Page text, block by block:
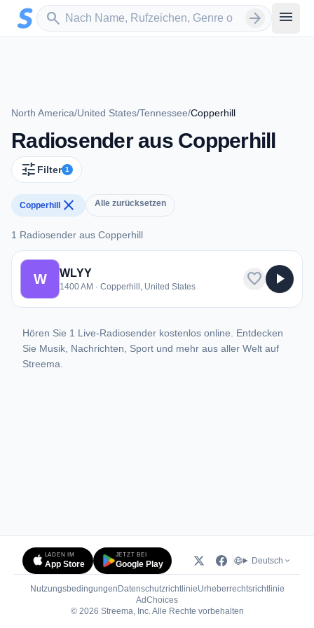
Zum Hauptinhalt springen
search
Sender suchen arrow_forward menu
North America/United States/Tennessee/Copperhill
Radiosender aus Copperhill
tune Filter 1
Copperhill close Alle zurücksetzen
1 Radiosender aus Copperhill
1 Radiosender aus Copperhill
W WLYY
1400 AM · Copperhill, United States favorite play_arrow
Hören Sie 1 Live-Radiosender kostenlos online. Entdecken
Sie Musik, Nachrichten, Sport und mehr aus aller Welt auf
Streema.
LADEN IM
App Store
JETZT BEI
Google Play Deutsch
Nutzungsbedingungen DatenschutzrichtlinieUrheberrechtsrichtlinie
AdChoices(öffnet in neuem Tab)
© 2026 Streema, Inc. Alle Rechte vorbehalten